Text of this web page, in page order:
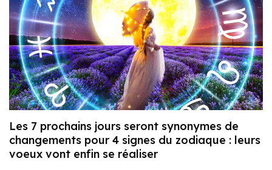
Les 7 prochains jours seront synonymes de
changements pour 4 signes du zodiaque : leurs
voeux vont enfin se réaliser